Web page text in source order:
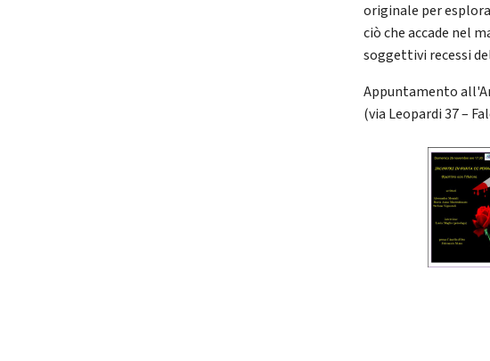
originale per
ciò che accade nel
soggettivi recessi
Appuntamento
(via Leopardi 37 –